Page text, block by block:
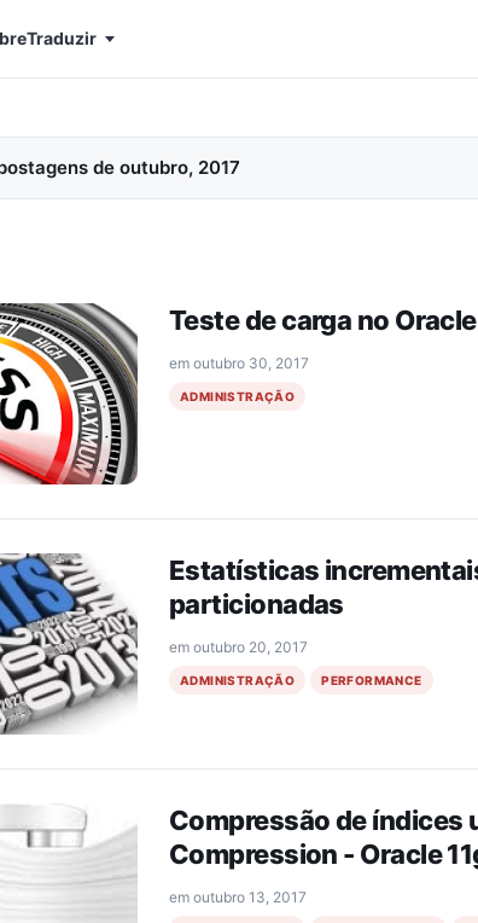
Traduzir
de outubro, 2017
Teste de carga no
em outubro 30, 2017
ADMINISTRAÇÃO
Estatísticas
particionadas
em outubro 20, 2017
ADMINISTRAÇÃO PERFORMANCE
Compressão de índices
Compression - Oracle
em outubro 13, 2017